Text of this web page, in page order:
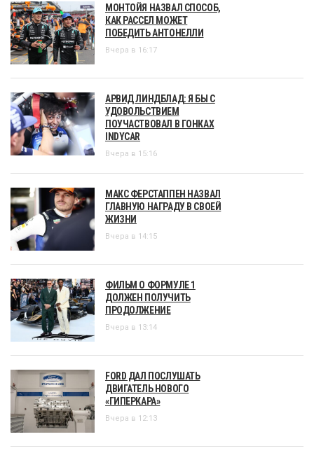
МОНТОЙЯ НАЗВАЛ СПОСОБ,
КАК РАССЕЛ МОЖЕТ
ПОБЕДИТЬ АНТОНЕЛЛИ
Вчера в 16:17
АРВИД ЛИНДБЛАД: Я БЫ С
УДОВОЛЬСТВИЕМ
ПОУЧАСТВОВАЛ В ГОНКАХ
INDYCAR
Вчера в 15:16
МАКС ФЕРСТАППЕН НАЗВАЛ
ГЛАВНУЮ НАГРАДУ В СВОЕЙ
ЖИЗНИ
Вчера в 14:15
ФИЛЬМ О ФОРМУЛЕ 1
ДОЛЖЕН ПОЛУЧИТЬ
ПРОДОЛЖЕНИЕ
Вчера в 13:14
FORD ДАЛ ПОСЛУШАТЬ
ДВИГАТЕЛЬ НОВОГО
«ГИПЕРКАРА»
Вчера в 12:13